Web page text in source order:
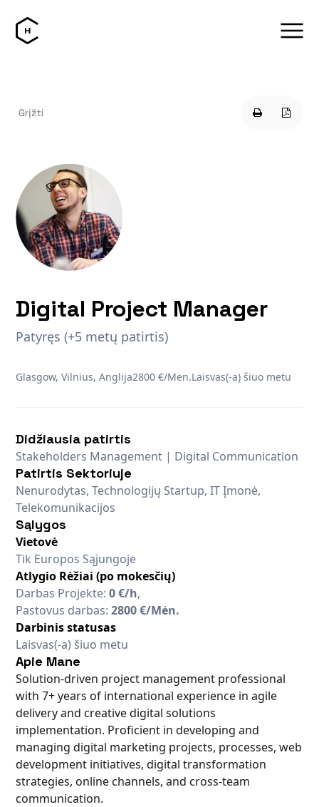
Grįžti
Digital Project Manager
Patyręs (+5 metų patirtis)
Glasgow, Vilnius, Anglija2800 €/Mėn.Laisvas(-a) šiuo metu
Didžiausia patirtis
Stakeholders Management | Digital Communication
Patirtis Sektoriuje
Nenurodytas, Technologijų Startup, IT Įmonė,
Telekomunikacijos
Sąlygos
Vietovė
Tik Europos Sąjungoje
Atlygio Rėžiai (po mokesčių)
Darbas Projekte:0 €/h,
Pastovus darbas:2800 €/Mėn.
Darbinis statusas
Laisvas(-a) šiuo metu
Apie Mane
Solution-driven project management professional
with 7+ years of international experience in agile
delivery and creative digital solutions
implementation. Proficient in developing and
managing digital marketing projects, processes, web
development initiatives, digital transformation
strategies, online channels, and cross-team
communication.